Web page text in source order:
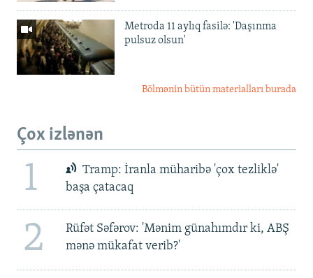
Metroda 11 aylıq fasilə: 'Daşınma
pulsuz olsun'
Bölmənin bütün materialları burada
Çox izlənən
1
Tramp: İranla müharibə 'çox tezliklə'
başa çatacaq
2
Rüfət Səfərov: 'Mənim günahımdır ki, ABŞ
mənə mükafat verib?'